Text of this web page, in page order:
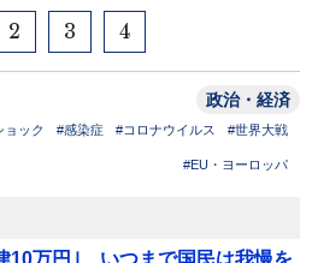
2 3 4
政治・経済
ョック #感染症 #コロナウイルス #世界大戦
#EU・ヨーロッパ
10万円｣…いつまで国民は我慢を